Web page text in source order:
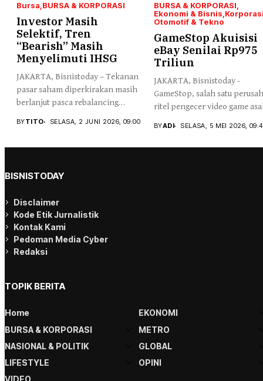
Bursa BURSA & KORPORASI
Investor Masih
Selektif, Tren
“Bearish” Masih
Menyelimuti IHSG
JAKARTA, Bisnistoday – Tekanan
pasar saham diperkirakan masih
berlanjut pasca rebalancing
BYTITO SELASA, 2 JUNI 2026, 09:00
BURSA & KORPORASI
Ekonomi & Bisnis
Otomotif & Tekno
GameStop Akuisisi
eBay Senilai Rp975
Triliun
JAKARTA, Bisnistoday -
GameStop, salah satu
ritel pengecer video game
BYADI SELASA, 5 MEI 2026,
BISNISTODAY
Disclaimer
Kode Etik Jurnalistik
Kontak Kami
Pedoman Media Cyber
Redaksi
TOPIK BERITA
Home
EKONOMI
BURSA & KORPORASI
METRO
NASIONAL & POLITIK
GLOBAL
LIFESTYLE
OPINI
VIDEO